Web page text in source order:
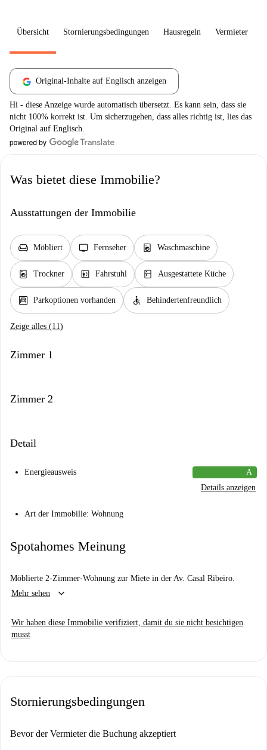
Übersicht Stornierungsbedingungen Hausregeln Vermieter
Original-Inhalte auf Englisch anzeigen
Hi - diese Anzeige wurde automatisch übersetzt. Es kann sein, dass sie
nicht 100% korrekt ist. Um sicherzugehen, dass alles richtig ist, lies das
Original auf Englisch.
Was bietet diese Immobilie?
Ausstattungen der Immobilie
chair Möbliert tv Fernseher local_laundry_service Waschmaschine
local_laundry_service Trockner elevator Fahrstuhl kitchen Ausgestattete Küche
garage Parkoptionen vorhanden accessible Behindertenfreundlich
Zeige alles (11)
Zimmer 1
Zimmer 2
Detail
Energieausweis
A
Details anzeigen
Art der Immobilie: Wohnung
Spotahomes Meinung
Möblierte 2-Zimmer-Wohnung zur Miete in der Av. Casal Ribeiro.
Mehr sehen
keyboard_arrow_down
Wir haben diese Immobilie verifiziert, damit du sie nicht besichtigen
musst
Stornierungsbedingungen
Bevor der Vermieter die Buchung akzeptiert